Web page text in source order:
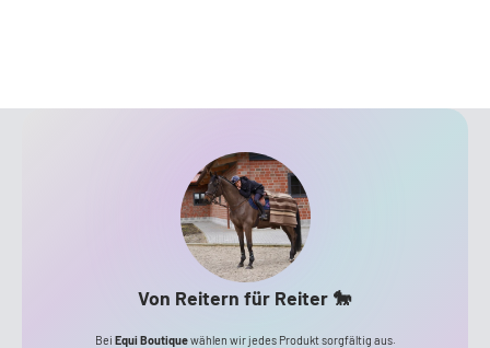
Von Reitern für Reiter 🐎
Bei Equi Boutiquewählen wir jedes Produkt sorgfältig aus.